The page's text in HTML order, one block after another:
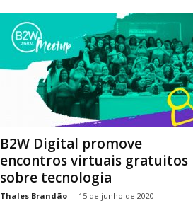
B2W Digital promove
encontros virtuais gratuitos
sobre tecnologia
Thales Brandão - 15 de junho de 2020